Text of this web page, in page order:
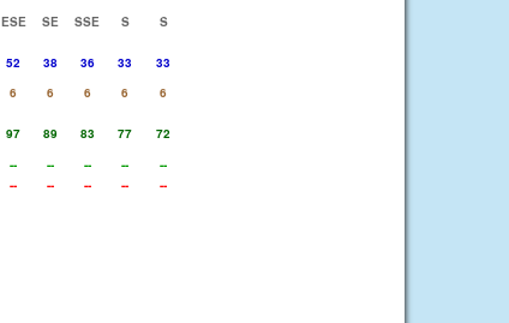
ESE SE SSE S
S
52 38 36 33
33
6 6 6 6
6
97 89 83 77
72
-- -- -- --
--
-- -- -- -- --